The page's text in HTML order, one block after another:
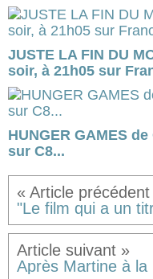
JUSTE LA FIN DU
soir, à 21h05 sur
HUNGER GAMES
sur C8...